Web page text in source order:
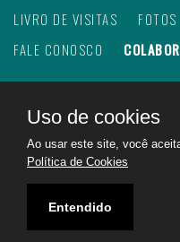
LIVRO DE VISITAS
FOTOS
FALE CONOSCO
2026Web Rádio
reservados.
Feito com
no Brasil
Ajudando a construir um
Uso de cookies
Ao usar este site, você
Política de Cookies
Entendido